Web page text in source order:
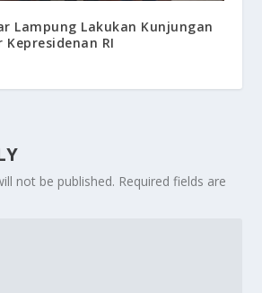
Lampung Lakukan Kunjungan
RI
not be published. Required fields are